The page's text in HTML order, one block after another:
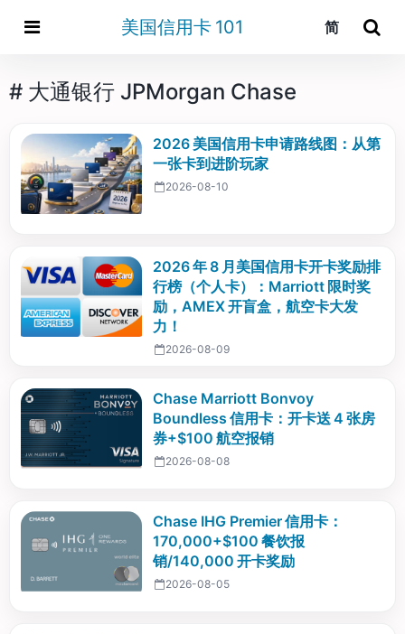
美国信用卡 101 简
# 大通银行 JPMorgan Chase
2026 美国信用卡申请路线图：从第
一张卡到进阶玩家
2026-08-10
2026 年 8 月美国信用卡开卡奖励排
行榜（个人卡）：Marriott 限时奖
励，AMEX 开盲盒，航空卡大发
力！
2026-08-09
Chase Marriott Bonvoy
Boundless 信用卡：开卡送 4 张房
券+$100 航空报销
2026-08-08
Chase IHG Premier 信用卡：
170,000+$100 餐饮报
销/140,000 开卡奖励
2026-08-05